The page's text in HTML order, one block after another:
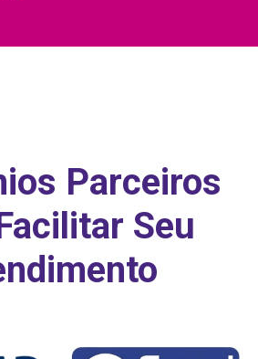
Parceiros
Seu